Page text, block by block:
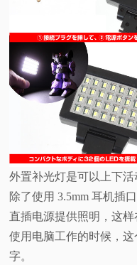
外置补光灯是可以上下活
除了使用 3.5mm 耳机插
直插电源提供照明，这
使用电脑工作的时候，
字。